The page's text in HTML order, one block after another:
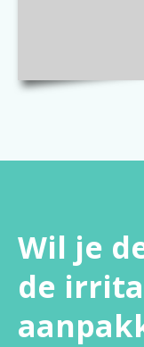
Wil je
de